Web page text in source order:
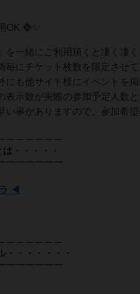
OK ❖✨
を一緒にご利用頂くと凄く凄
にチケット枚数を限定させて
も他サイト様にイベントを掲
示数が実際の参加予定人数と
事がありますので、参加希
・・・・・
￣￣￣￣￣￣
◀
・・・・・・・
￣￣￣￣￣￣